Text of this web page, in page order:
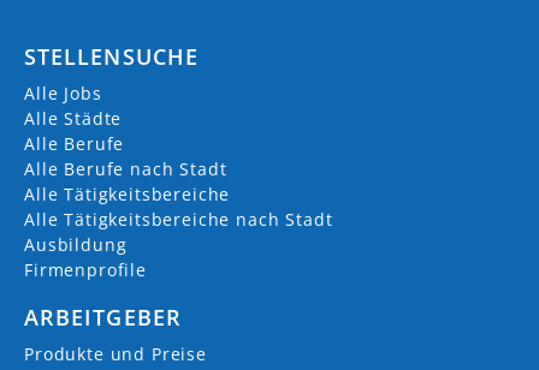
STELLENSUCHE
Alle Jobs
Alle Städte
Alle Berufe
Alle Berufe nach Stadt
Alle Tätigkeitsbereiche
Alle Tätigkeitsbereiche nach Stadt
Ausbildung
Firmenprofile
ARBEITGEBER
Produkte und Preise